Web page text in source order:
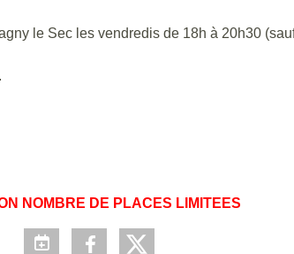
le Sec les vendredis de 18h à 20h30
NOMBRE DE PLACES LIMITEES